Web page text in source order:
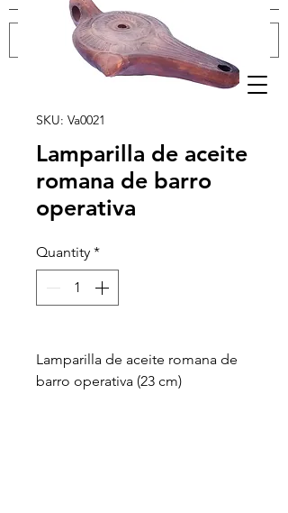
Log In
SKU: Va0021
Lamparilla de aceite
romana de barro
operativa
Quantity *
Lamparilla de aceite romana de
barro operativa (23 cm)